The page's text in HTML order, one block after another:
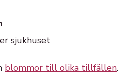
sjukhuset
blommor till olika tillfällen.